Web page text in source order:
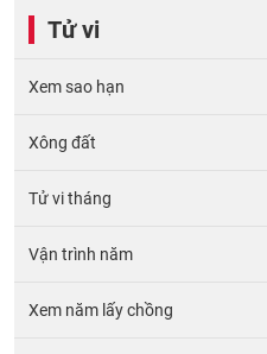
Tử vi
Xem sao hạn
Xông đất
Tử vi tháng
Vận trình năm
Xem năm lấy chồng